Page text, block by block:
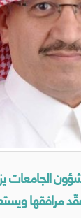
الجامعات
مرافقها